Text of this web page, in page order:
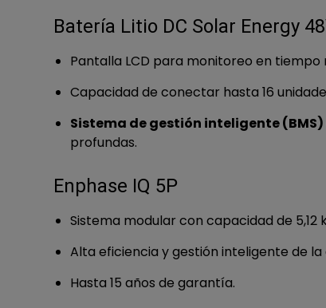
Batería Litio DC Solar Energy
Pantalla LCD para monitoreo en
Capacidad de conectar hasta 16
Sistema de gestión inteligente
profundas.
Enphase IQ 5P
Sistema modular con capacidad de
Alta eficiencia y gestión inteligente de la
Hasta 15 años de garantía.